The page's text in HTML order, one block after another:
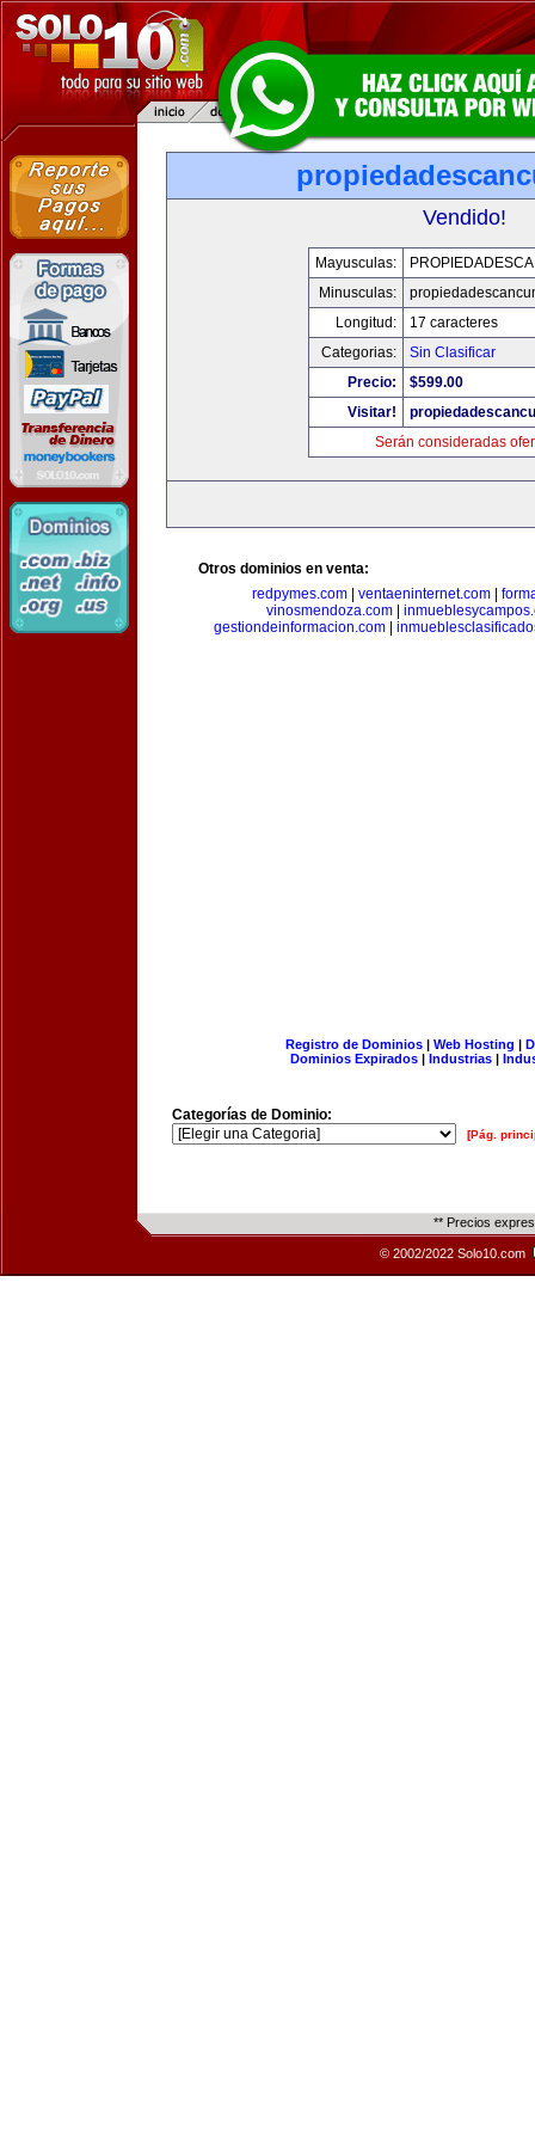
Vendido!
Mayusculas:
Minusculas:
Longitud:
17 caracteres
Categorias:
Sin Clasificar
Precio:
$599.00
Visitar!
Serán consideradas
Otros dominios en venta:
redpymes.com
ventaeninternet.com
vinosmendoza.com|
gestiondeinformacion.com
Registro de Dominios| Web Hosting |
Dominios Expirados | Industrias |
Categorías de Dominio:
[Pág.
** Precios
© 2002/2022 Solo10.com